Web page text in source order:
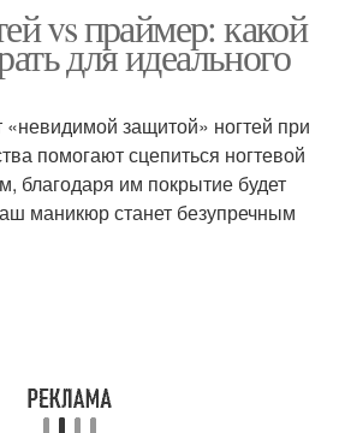
vs праймер: какой
для идеального
защитой» ногтей при
помогают сцепиться ногтевой
благодаря им покрытие будет
маникюр станет безупречным